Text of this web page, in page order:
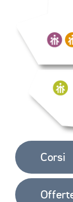
E
EXTRA
CONTATTI
Corsi